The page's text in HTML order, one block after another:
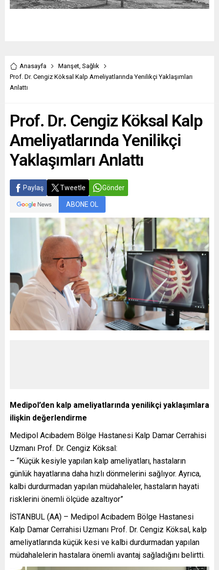
Anasayfa Manşet, Sağlık
Prof. Dr. Cengiz Köksal Kalp Ameliyatlarında Yenilikçi Yaklaşımları
Anlattı
Prof. Dr. Cengiz Köksal Kalp
Ameliyatlarında Yenilikçi
Yaklaşımları Anlattı
Paylaş Tweetle Gönder
ABONE OL
Medipol’den kalp ameliyatlarında yenilikçi yaklaşımlara
ilişkin değerlendirme
Medipol Acıbadem Bölge Hastanesi Kalp Damar Cerrahisi
Uzmanı Prof. Dr. Cengiz Köksal:
– “Küçük kesiyle yapılan kalp ameliyatları, hastaların
günlük hayatlarına daha hızlı dönmelerini sağlıyor. Ayrıca,
kalbi durdurmadan yapılan müdahaleler, hastaların hayati
risklerini önemli ölçüde azaltıyor”
İSTANBUL (AA) – Medipol Acıbadem Bölge Hastanesi
Kalp Damar Cerrahisi Uzmanı Prof. Dr. Cengiz Köksal, kalp
ameliyatlarında küçük kesi ve kalbi durdurmadan yapılan
müdahalelerin hastalara önemli avantaj sağladığını belirtti.